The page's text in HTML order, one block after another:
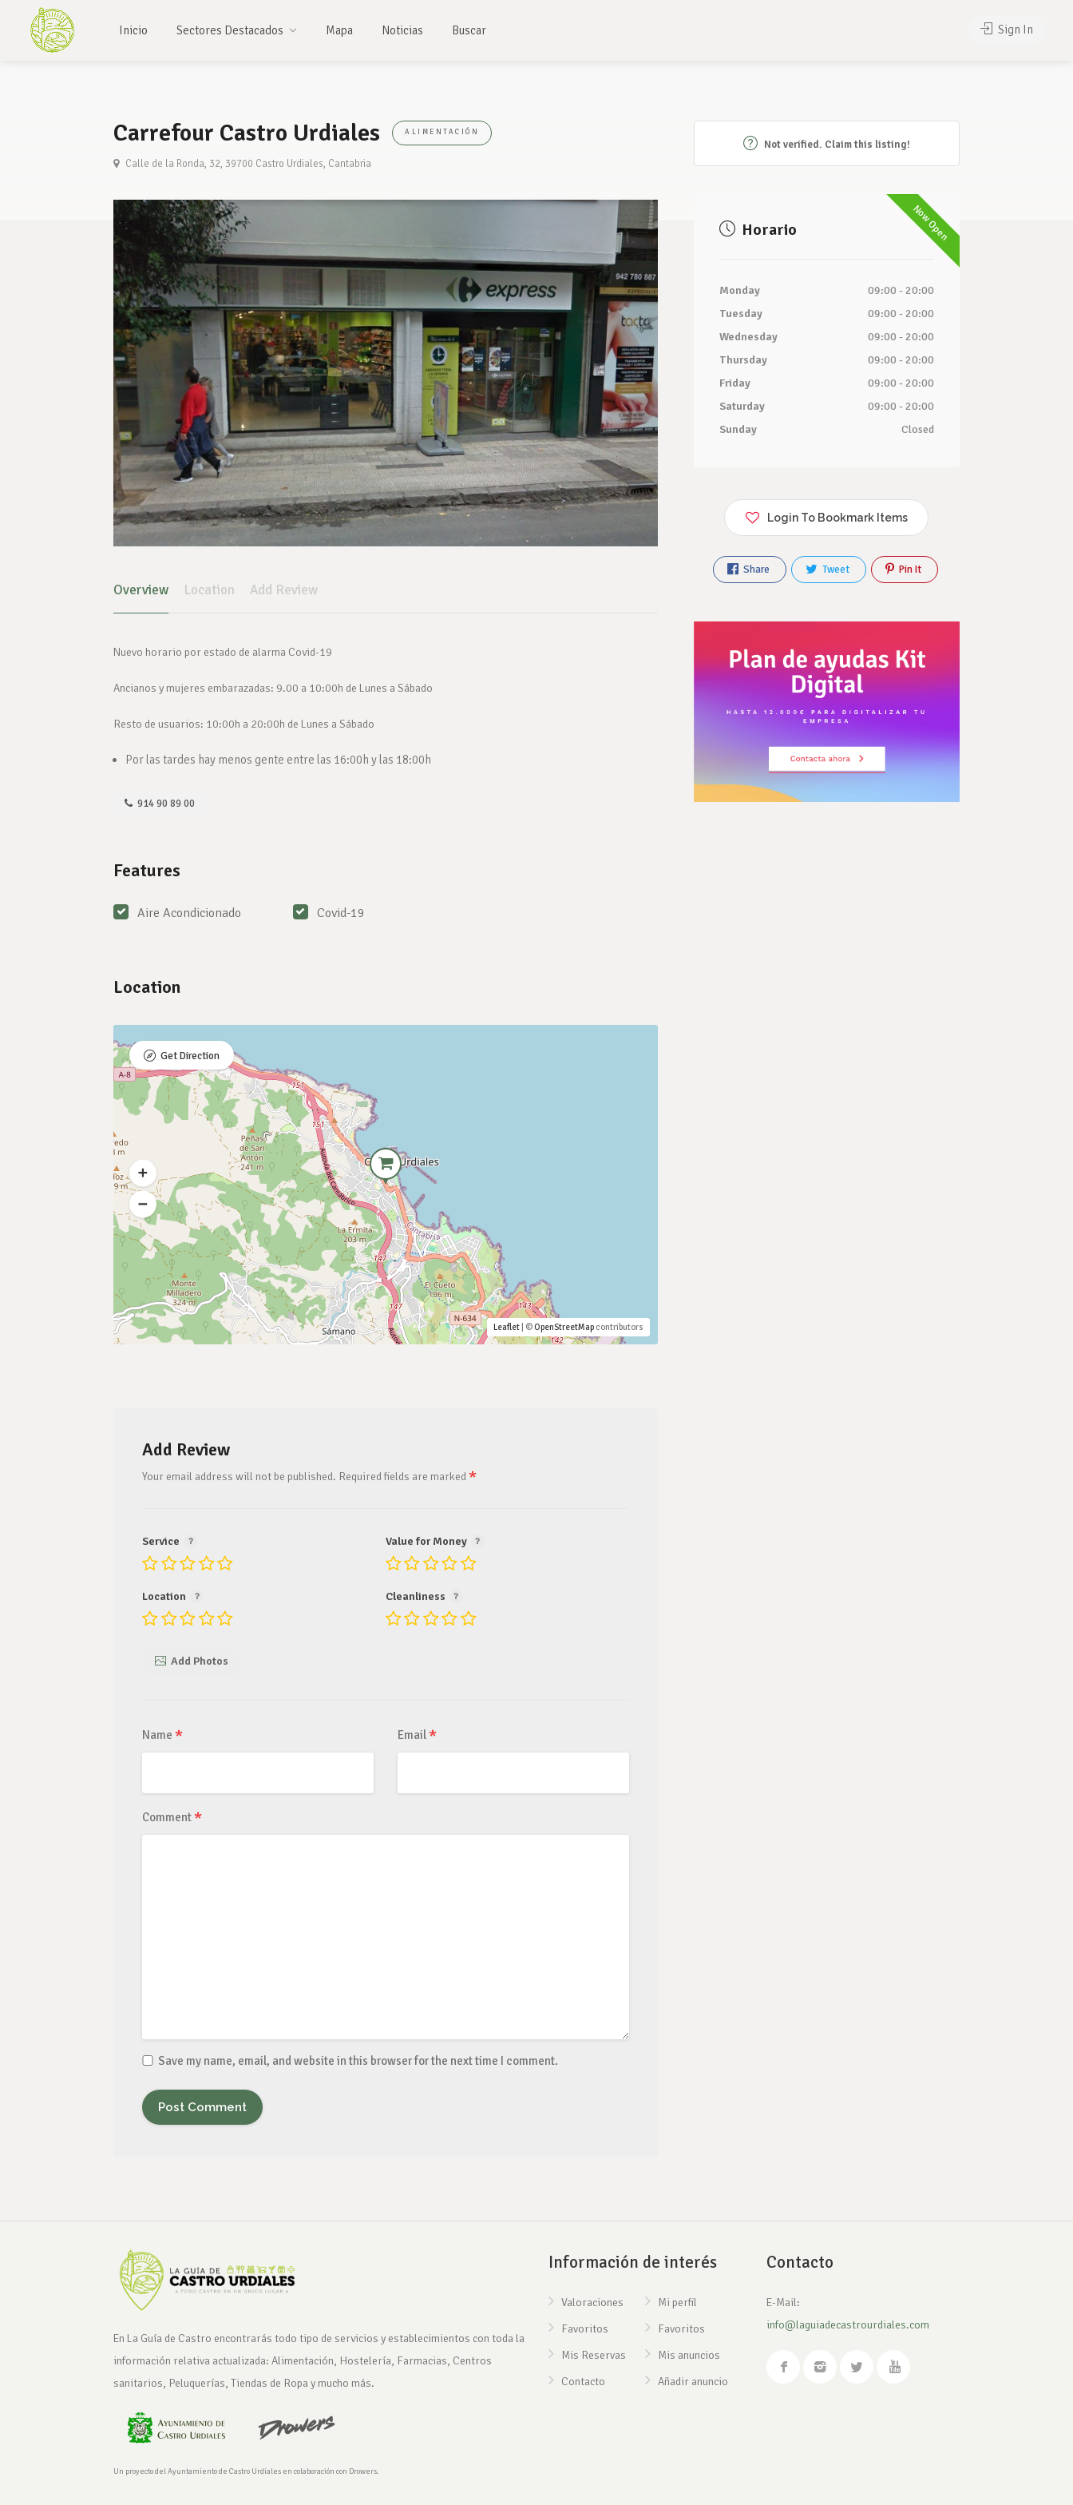
Inicio Sectores Destacados Mapa Noticias Buscar Sign In
Carrefour Castro Urdiales ALIMENTACIÓN
Calle de la Ronda, 32, 39700 Castro Urdiales, Cantabria
Overview Location Add Review
Nuevo horario por estado de alarma Covid-19
Ancianos y mujeres embarazadas: 9.00 a 10:00h de Lunes a Sábado
Resto de usuarios: 10:00h a 20:00h de Lunes a Sábado
Por las tardes hay menos gente entre las 16:00h y las 18:00h
914 90 89 00
Features
Aire Acondicionado Covid-19
Location
Leaflet| ©OpenStreetMapcontributors
Get Direction
Add Review
Your email address will not be published. Required fields are marked *
Service Value for Money
Location Cleanliness
Add Photos
Name * Email *
Comment *
Save my name, email, and website in this browser for the next time I comment.
Not verified. Claim this listing!
Now Open
Horario
Monday
09:00 - 20:00
Tuesday
09:00 - 20:00
Wednesday
09:00 - 20:00
Thursday
09:00 - 20:00
Friday
09:00 - 20:00
Saturday
09:00 - 20:00
Sunday
Closed
Login To Bookmark Items
Share Tweet Pin It
En La Guía de Castro encontrarás todo tipo de servicios y establecimientos con toda la
información relativa actualizada: Alimentación, Hostelería, Farmacias, Centros
sanitarios, Peluquerías, Tiendas de Ropa y mucho más.
Un proyecto del Ayuntamiento de Castro Urdiales en colaboración con Drowers.
Información de interés
Valoraciones
Favoritos
Mis Reservas
Contacto
Mi perfil
Favoritos
Mis anuncios
Añadir anuncio
Contacto
E-Mail:
info@laguiadecastrourdiales.com